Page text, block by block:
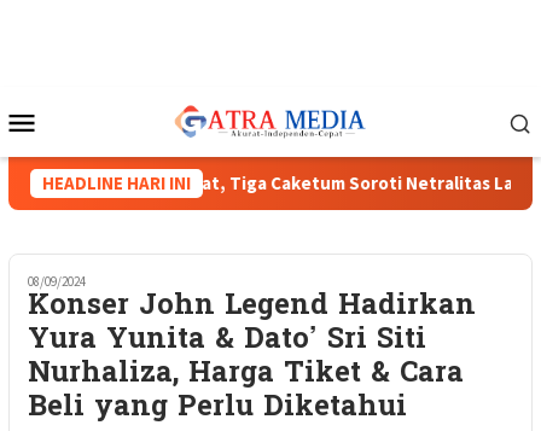
Mobile
HEADLINE HARI INI
HIPMI XVIII Menguat, Tiga Caketum Soroti Netralitas Lampung
08/09/2024
Konser John Legend Hadirkan
Yura Yunita & Dato’ Sri Siti
Nurhaliza, Harga Tiket & Cara
Beli yang Perlu Diketahui